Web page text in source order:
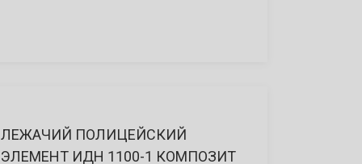
ЛЕЖАЧИЙ ПОЛИЦЕЙСКИЙ
ЭЛЕМЕНТ ИДН 1100-1 КОМПОЗИТ